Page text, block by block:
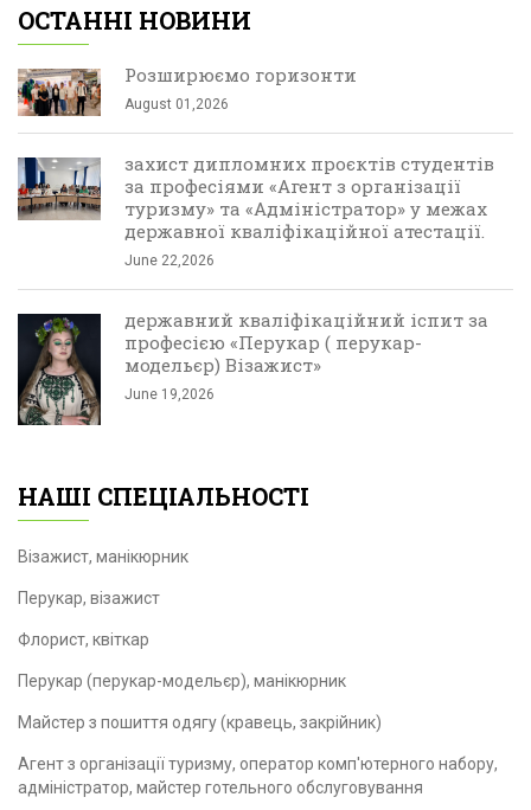
ОСТАННІ НОВИНИ
Розширюємо горизонти
August 01,2026
захист дипломних проєктів студентів
за професіями «Агент з організації
туризму» та «Адміністратор» у межах
державної кваліфікаційної атестації.
June 22,2026
державний кваліфікаційний іспит за
професією «Перукар ( перукар-
модельєр) Візажист»
June 19,2026
НАШІ СПЕЦІАЛЬНОСТІ
Візажист, манікюрник
Перукар, візажист
Флорист, квіткар
Перукар (перукар-модельєр), манікюрник
Майстер з пошиття одягу (кравець, закрійник)
Агент з організації туризму, оператор комп'ютерного набору,
адміністратор, майстер готельного обслуговування